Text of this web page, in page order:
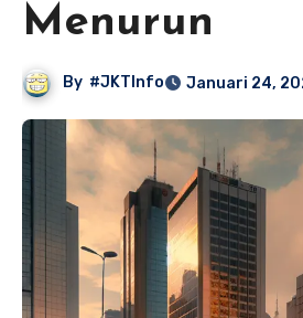
Menurun
By #JKTInfo Januari 24,